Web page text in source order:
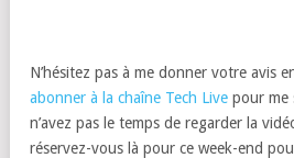
N’hésitez pas à me donner votre avis
abonner à la chaîne Tech Live pour me
n’avez pas le temps de regarder la
réservez-vous là pour ce week-end